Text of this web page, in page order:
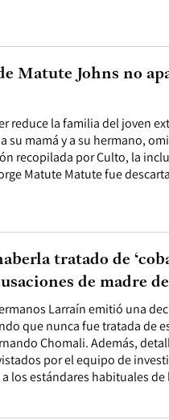
reduce la familia del joven
su mamá y a su hermano,
recopilada por Culto, la
Matute Matute fue
Matute Johns no
Larraín emitió una
que nunca fue tratada de
Chomali. Además,
por el equipo de
los estándares habituales
tratado de
de madre